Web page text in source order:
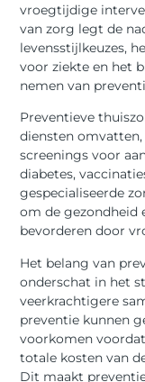
vroegtijdige
van zorg legt de
levensstijlkeuzes,
voor ziekte en het
nemen van
Preventieve
diensten
screenings voor
diabetes,
gespecialiseerde
om de gezondheid
bevorderen door
Het belang van
onderschat in het
veerkrachtigere
preventie kunnen
voorkomen
totale kosten van
Dit maakt